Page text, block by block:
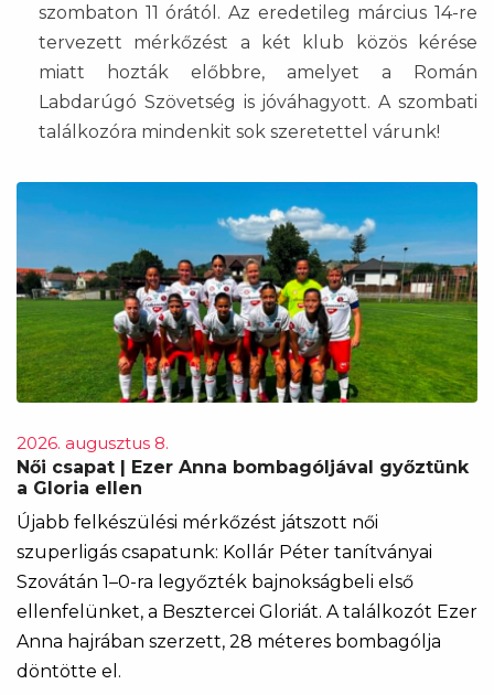
szombaton 11 órától. Az eredetileg március 14-re
tervezett mérkőzést a két klub közös kérése
miatt hozták előbbre, amelyet a Román
Labdarúgó Szövetség is jóváhagyott. A szombati
találkozóra mindenkit sok szeretettel várunk!
2026. augusztus 8.
Női csapat | Ezer Anna bombagóljával győztünk
a Gloria ellen
Újabb felkészülési mérkőzést játszott női
szuperligás csapatunk: Kollár Péter tanítványai
Szovátán 1–0-ra legyőzték bajnokságbeli első
ellenfelünket, a Besztercei Gloriát. A találkozót Ezer
Anna hajrában szerzett, 28 méteres bombagólja
döntötte el.